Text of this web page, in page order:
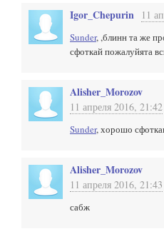
Igor_Chepurin 11
Sunder, ,блинн та же
сфоткай пожалуйята
Alisher_Morozov
11 апреля 2016, 21:42
Sunder, хорошо
Alisher_Morozov
11 апреля 2016, 21:43
сабж